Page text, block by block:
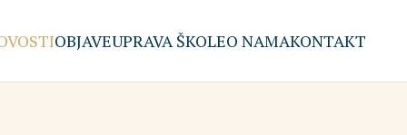
OBJAVEUPRAVA ŠKOLEO NAMAKONTAKT